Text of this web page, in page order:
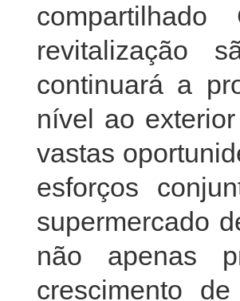
revitalização
continuará a
nível ao
vastas
esforços
supermercado
não apenas
crescimento